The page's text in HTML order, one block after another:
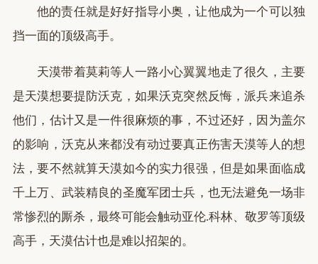
他的责任就是好好指导小奥，让他成为一个可以独
挡一面的顶级高手。
天漠带着莫莉等人一路小心翼翼地走了很久，主要
是天漠想要提防沃克，如果沃克突然反悔，派兵来追杀
他们，估计又是一件很麻烦的事，不过还好，因为盖尔
的影响，沃克从来都没有动过要真正伤害天漠等人的想
法，要不然就算天漠如今的实力很强，但是如果面临成
千上万、武装精良的圣魔军团士兵，也无法避免一场非
常惨烈的厮杀，最终可能会触动亚伦.科林、敬罗等顶级
高手，天漠估计也是难以招架的。